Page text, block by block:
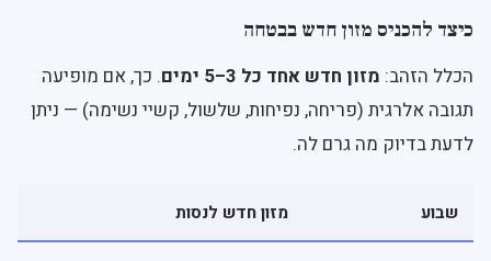
כיצד להכניס מזון חדש בבטחה
הכלל הזהב: מזון חדש אחד כל 3–5 ימים
. כך, אם מופיעה
תגובה אלרגית (פריחה, נפיחות, שלשול, קשיי נשימה) — ניתן
לדעת בדיוק מה גרם לה.
שבוע מזון חדש לנסות